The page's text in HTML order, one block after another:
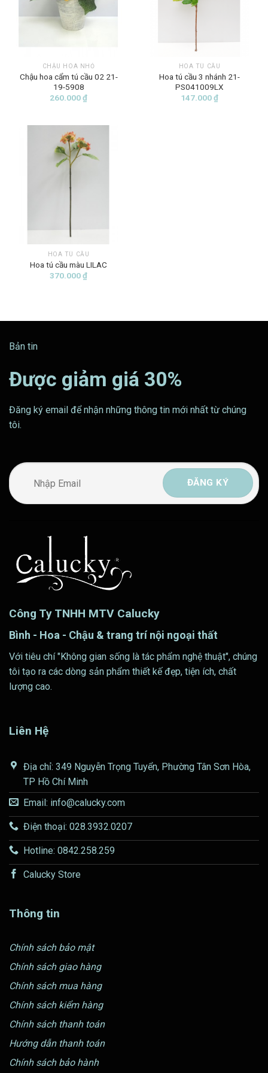
CHẬU HOA NHỎ
Chậu hoa cẩm tú cầu 02 21-
19-5908
260.000₫
HOA TÚ CẦU
Hoa tú cầu 3 nhánh 21-
PS041009LX
147.000₫
HOA TÚ CẦU
Hoa tú cầu màu LILAC
370.000₫
Bản tin
Được giảm giá 30%
Đăng ký email để nhận những thông tin mới nhất từ chúng
tôi.
Công Ty TNHH MTV Calucky
Bình - Hoa - Chậu & trang trí nội ngoại thất
Với tiêu chí "Không gian sống là tác phẩm nghệ thuật", chúng
tôi tạo ra các dòng sản phẩm thiết kế đẹp, tiện ích, chất
lượng cao.
Liên Hệ
Địa chỉ: 349 Nguyễn Trọng Tuyển, Phường Tân Sơn Hòa,
TP Hồ Chí Minh
Email: info@calucky.com
Điện thoại: 028.3932.0207
Hotline: 0842.258.259
Calucky Store
Thông tin
Chính sách bảo mật
Chính sách giao hàng
Chính sách mua hàng
Chính sách kiểm hàng
Chính sách thanh toán
Hướng dẫn thanh toán
Chính sách bảo hành